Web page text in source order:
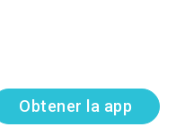
Obtener la app